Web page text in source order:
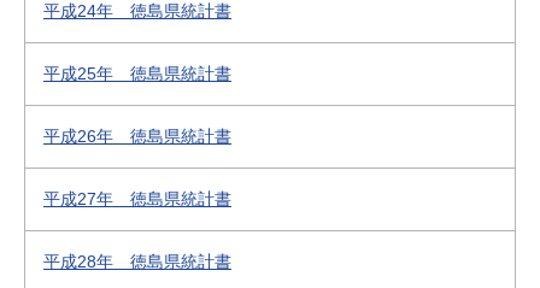
平成24年 徳島県統計書
平成25年 徳島県統計書
平成26年 徳島県統計書
平成27年 徳島県統計書
平成28年 徳島県統計書